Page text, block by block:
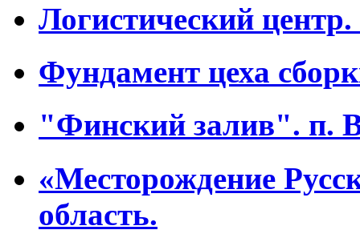
Логистический
Фундамент цеха
"Финский залив". п.
«Месторождение
область.